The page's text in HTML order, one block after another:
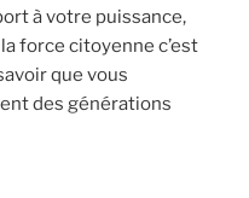
à votre puissance,
force citoyenne c’est
que vous
des générations